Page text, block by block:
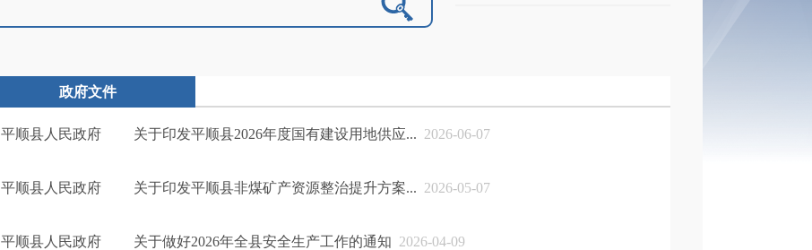
政府文件
平顺县人民政府 关于印发平顺县2026年度国有建设用地供应... 2026-06-07
平顺县人民政府 关于印发平顺县非煤矿产资源整治提升方案... 2026-05-07
平顺县人民政府 关于做好2026年全县安全生产工作的通知 2026-04-09